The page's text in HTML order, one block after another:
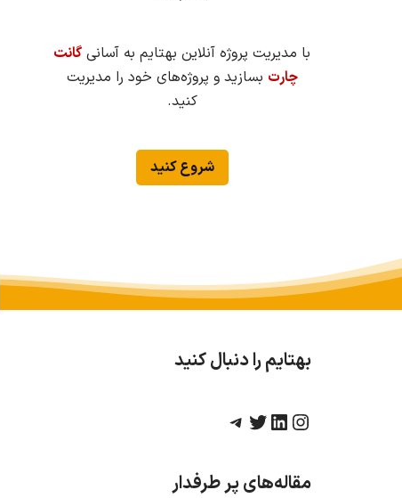
با مدیریت پروژه آنلاین بهتایم به آسانی گانت
چارت بسازید و پروژه‌های خود را مدیریت
کنید.
شروع کنید
بهتایم را دنبال کنید
مقاله‌های پر طرفدار